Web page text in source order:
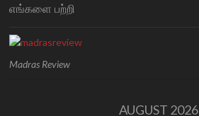
எங்களை பற்றி
Madras Review
AUGUST 2026